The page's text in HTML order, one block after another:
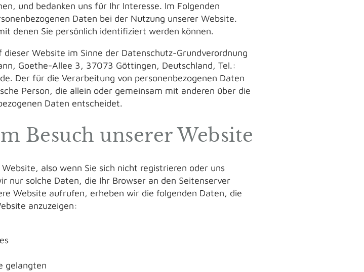
und bedanken uns für Ihr Interesse. Im Folgenden
Daten bei der Nutzung unserer Website.
denen Sie persönlich identifiziert werden können.
Website im Sinne der Datenschutz-Grundverordnung
Goethe-Allee 3, 37073 Göttingen, Deutschland, Tel.:
Der für die Verarbeitung von personenbezogenen Daten
Person, die allein oder gemeinsam mit anderen über die
Daten entscheidet.
Besuch unserer Website
also wenn Sie sich nicht registrieren oder uns
solche Daten, die Ihr Browser an den Seitenserver
Website aufrufen, erheben wir die folgenden Daten, die
anzuzeigen:
gelangten